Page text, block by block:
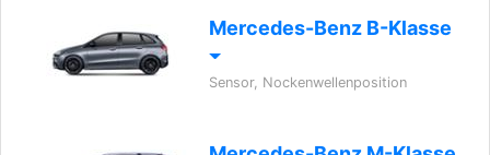
Mercedes-Benz B-Klasse
Sensor, Nockenwellenposition